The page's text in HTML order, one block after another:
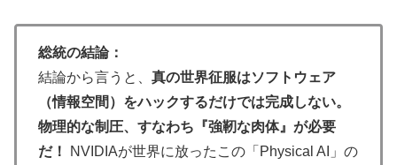
総統の結論：
結論から言うと、 真の世界征服はソフトウェア
（情報空間）をハックするだけでは完成しない。
物理的な制圧、すなわち『強靭な肉体』が必要
だ！
NVIDIAが世界に放ったこの「Physical AI」の